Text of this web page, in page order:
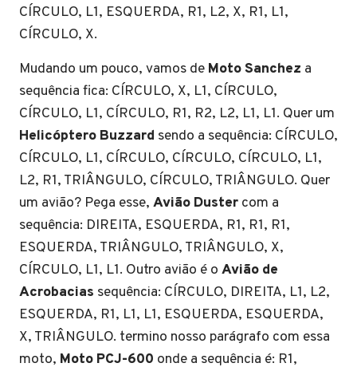
CÍRCULO, L1, ESQUERDA, R1, L2, X, R1, L1,
CÍRCULO, X.
Mudando um pouco, vamos de Moto Sanchez a
sequência fica: CÍRCULO, X, L1, CÍRCULO,
CÍRCULO, L1, CÍRCULO, R1, R2, L2, L1, L1. Quer um
Helicóptero Buzzard sendo a sequência: CÍRCULO,
CÍRCULO, L1, CÍRCULO, CÍRCULO, CÍRCULO, L1,
L2, R1, TRIÂNGULO, CÍRCULO, TRIÂNGULO. Quer
um avião? Pega esse, Avião Duster com a
sequência: DIREITA, ESQUERDA, R1, R1, R1,
ESQUERDA, TRIÂNGULO, TRIÂNGULO, X,
CÍRCULO, L1, L1. Outro avião é o Avião de
Acrobacias sequência: CÍRCULO, DIREITA, L1, L2,
ESQUERDA, R1, L1, L1, ESQUERDA, ESQUERDA,
X, TRIÂNGULO. termino nosso parágrafo com essa
moto, Moto PCJ-600 onde a sequência é: R1,